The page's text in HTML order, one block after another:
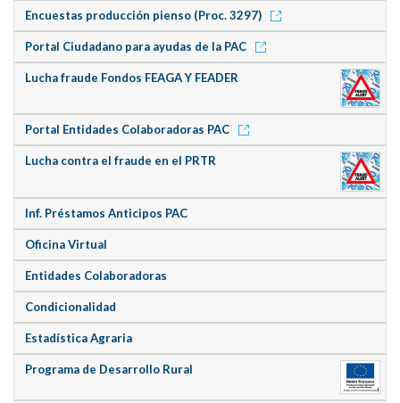
Encuestas producción pienso (Proc. 3297)
Portal Ciudadano para ayudas de la PAC
Lucha fraude Fondos FEAGA Y FEADER
Portal Entidades Colaboradoras PAC
Lucha contra el fraude en el PRTR
Inf. Préstamos Anticipos PAC
Oficina Virtual
Entidades Colaboradoras
Condicionalidad
Estadística Agraria
Programa de Desarrollo Rural